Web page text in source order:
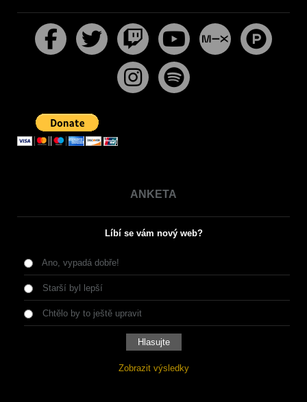
ANKETA
Líbí se vám nový web?
Ano, vypadá dobře!
Starší byl lepší
Chtělo by to ještě upravit
Zobrazit výsledky